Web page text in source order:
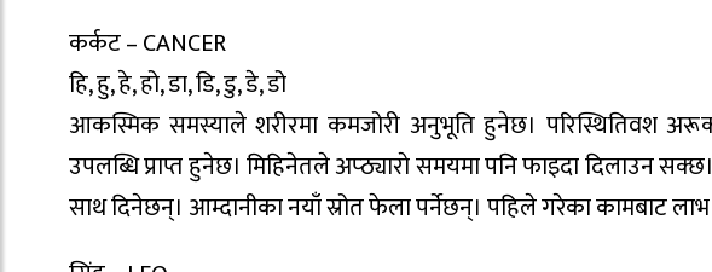
कर्कट – CANCER
हि, हु, हे, हो, डा, डि, डु, डे, डो
आकस्मिक समस्याले शरीरमा कमजोरी अनुभूति हुनेछ। परिस्थितिवश
उपलब्धि प्राप्त हुनेछ। मिहिनेतले अप्ठ्याराे समयमा पनि फाइदा दिलाउन
साथ दिनेछन्। आम्दानीका नयाँ स्रोत फेला पर्नेछन्। पहिले गरेका कामबाट